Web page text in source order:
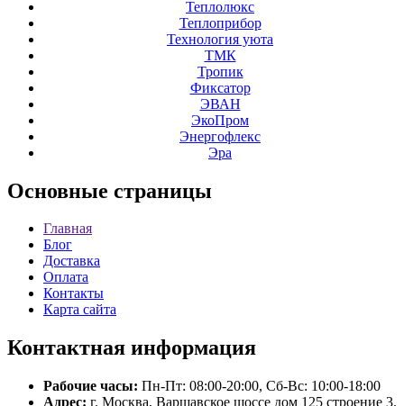
Теплолюкс
Теплоприбор
Технология уюта
ТМК
Тропик
Фиксатор
ЭВАН
ЭкоПром
Энергофлекс
Эра
Основные страницы
Главная
Блог
Доставка
Оплата
Контакты
Карта сайта
Контактная информация
Рабочие часы: Пн-Пт: 08:00-20:00, Сб-Вс: 10:00-18:00
Адрес: г. Москва, Варшавское шоссе дом 125 строение 3.